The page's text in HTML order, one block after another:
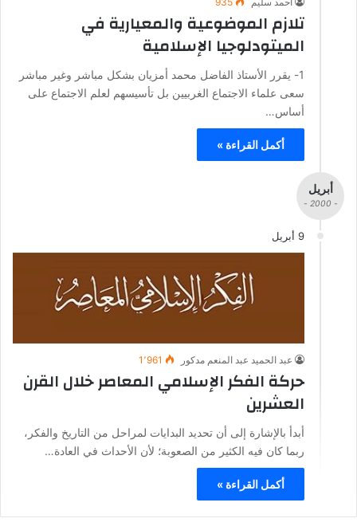
تلازم الموضوعية والمعيارية في
الميتودلوجيا الإسلامية
1- يقرر الأستاذ الفاضل محمد أمزيان بشكل مباشر وغير مباشر
سعى علماء الاجتماع الغربيين بل تأسيسهم لعلم الاجتماع على
أساس…
أكمل القراءة »
أبريل
- 2000 -
9 أبريل
عبد الحميد عبد المنعم مدكور 1٬961
حركة الفكر الإسلامي المعاصر خلال القرن
العشرين
أبدأ بالإشارة إلى أن تحديد البدايات لمراحل من التاريخ والفكر،
ربما كان فيه الكثير من الصعوبة؛ لأن الأحداث في العادة…
أكمل القراءة »